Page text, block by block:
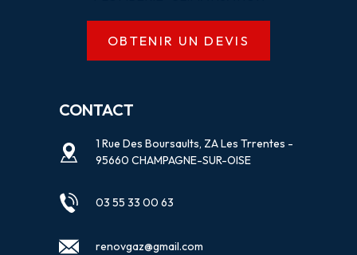
OBTENIR UN DEVIS
CONTACT
1 Rue Des Boursaults, ZA Les Trrentes -
95660 CHAMPAGNE-SUR-OISE
03 55 33 00 63
renovgaz@gmail.com